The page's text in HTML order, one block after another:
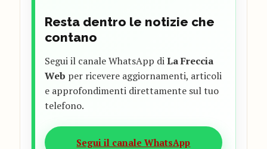
Resta dentro le notizie che
contano
Segui il canale WhatsApp diLa Freccia
Web per ricevere aggiornamenti, articoli
e approfondimenti direttamente sul tuo
telefono.
Segui il canale WhatsApp